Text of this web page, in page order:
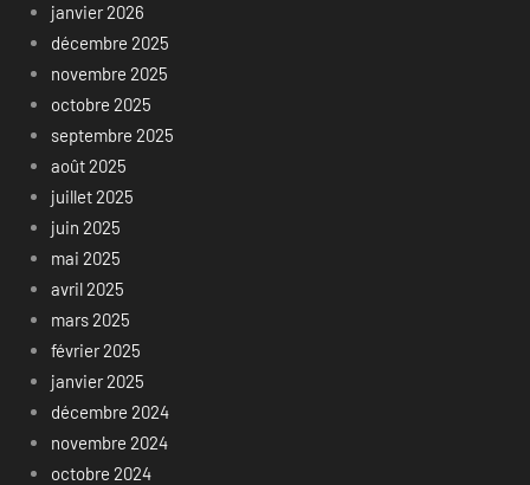
janvier 2026
décembre 2025
novembre 2025
octobre 2025
septembre 2025
août 2025
juillet 2025
juin 2025
mai 2025
avril 2025
mars 2025
février 2025
janvier 2025
décembre 2024
novembre 2024
octobre 2024